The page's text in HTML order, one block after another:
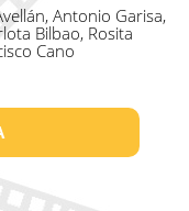
Antonio Garisa,
Bilbao, Rosita
Cano